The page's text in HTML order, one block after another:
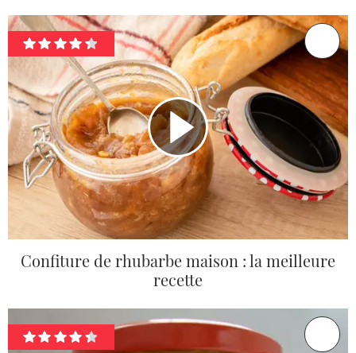
Confiture de rhubarbe maison : la meilleure
recette